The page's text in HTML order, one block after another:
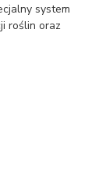
system
roślin oraz